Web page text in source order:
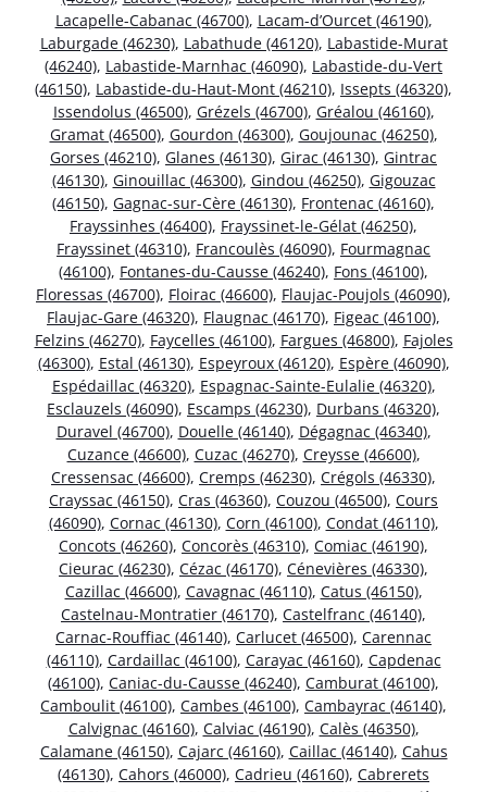
Lacapelle-Cabanac (46700), Lacam-d’Ourcet (46190),
Laburgade (46230), Labathude (46120), Labastide-Murat
(46240), Labastide-Marnhac (46090), Labastide-du-Vert
(46150), Labastide-du-Haut-Mont (46210), Issepts (46320),
Issendolus (46500), Grézels (46700), Gréalou (46160),
Gramat (46500), Gourdon (46300), Goujounac (46250),
Gorses (46210), Glanes (46130), Girac (46130), Gintrac
(46130), Ginouillac (46300), Gindou (46250), Gigouzac
(46150), Gagnac-sur-Cère (46130), Frontenac (46160),
Frayssinhes (46400), Frayssinet-le-Gélat (46250),
Frayssinet (46310), Francoulès (46090), Fourmagnac
(46100), Fontanes-du-Causse (46240), Fons (46100),
Floressas (46700), Floirac (46600), Flaujac-Poujols (46090),
Flaujac-Gare (46320), Flaugnac (46170), Figeac (46100),
Felzins (46270), Faycelles (46100), Fargues (46800), Fajoles
(46300), Estal (46130), Espeyroux (46120), Espère (46090),
Espédaillac (46320), Espagnac-Sainte-Eulalie (46320),
Esclauzels (46090), Escamps (46230), Durbans (46320),
Duravel (46700), Douelle (46140), Dégagnac (46340),
Cuzance (46600), Cuzac (46270), Creysse (46600),
Cressensac (46600), Cremps (46230), Crégols (46330),
Crayssac (46150), Cras (46360), Couzou (46500), Cours
(46090), Cornac (46130), Corn (46100), Condat (46110),
Concots (46260), Concorès (46310), Comiac (46190),
Cieurac (46230), Cézac (46170), Cénevières (46330),
Cazillac (46600), Cavagnac (46110), Catus (46150),
Castelnau-Montratier (46170), Castelfranc (46140),
Carnac-Rouffiac (46140), Carlucet (46500), Carennac
(46110), Cardaillac (46100), Carayac (46160), Capdenac
(46100), Caniac-du-Causse (46240), Camburat (46100),
Camboulit (46100), Cambes (46100), Cambayrac (46140),
Calvignac (46160), Calviac (46190), Calès (46350),
Calamane (46150), Cajarc (46160), Caillac (46140), Cahus
(46130), Cahors (46000), Cadrieu (46160), Cabrerets